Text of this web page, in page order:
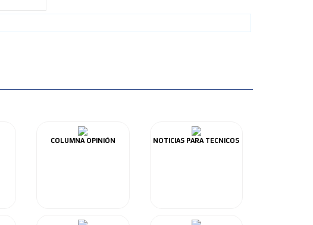
COLUMNA OPINIÓN NOTICIAS PARA TECNICOS